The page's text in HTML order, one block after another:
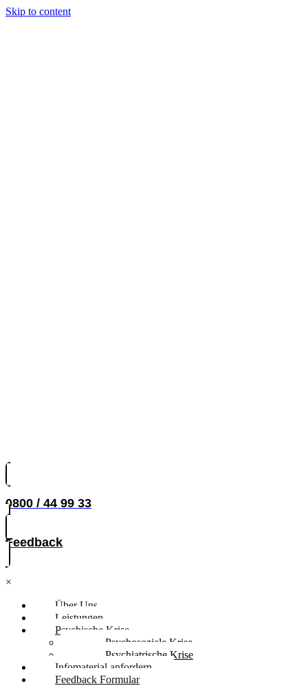
Skip to content
0800 / 44 99 33
Feedback
×
Über Uns
Leistungen
Psychische Krise
Psychosoziale Krise
Psychiatrische Krise
Infomaterial anfordern
Feedback Formular